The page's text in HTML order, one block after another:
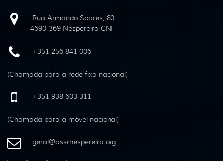
Rua Armando Soares, 80
4690-369 Nespereira CNF
+351 256 841 006
(Chamada para a rede fixa nacional)
+351 938 603 311
(Chamada para a móvel nacional)
geral@assrnespereira.org